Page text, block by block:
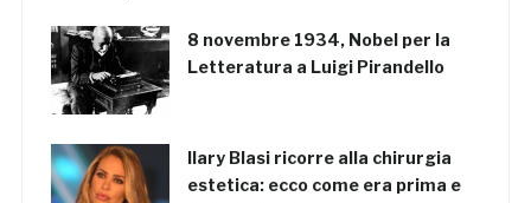
8 novembre 1934, Nobel per la
Letteratura a Luigi Pirandello
Ilary Blasi ricorre alla chirurgia
estetica: ecco come era prima e